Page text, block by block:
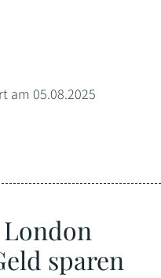
am 05.08.2025
sparen